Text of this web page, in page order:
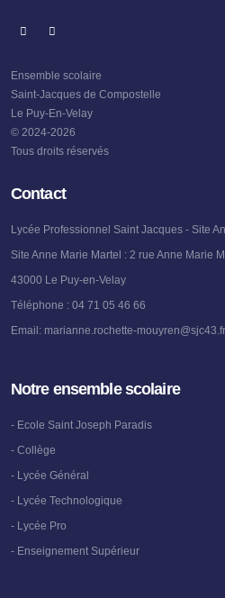
Ensemble scolaire
Saint-Jacques de Compostelle
Le Puy-En-Velay
© 2024-2026
Tous droits réservés
Contact
Lycée Professionnel Saint Jacques - Site
Site Anne Marie Martel : 2 rue Anne Marie
43000 Le Puy-en-Velay
Téléphone : 04 71 05 46 66
Email: marianne.rochette-mouyren@sjc43.fr
Notre ensemble scolaire
- Ecole Saint Joseph Paradis
- Collège
- Lycée Général
- Lycée Technologique
- Lycée Pro
- Enseignement Supérieur